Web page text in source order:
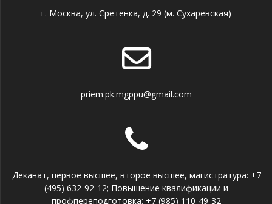
г. Москва, ул. Сретенка, д. 29 (м. Сухаревская)
priem.pk.mgppu@gmail.com
Деканат, первое высшее, второе высшее, магистратура: +7
(495) 632-92-12; Повышение квалификации и
профпереподготовка: +7 (985) 110-49-32